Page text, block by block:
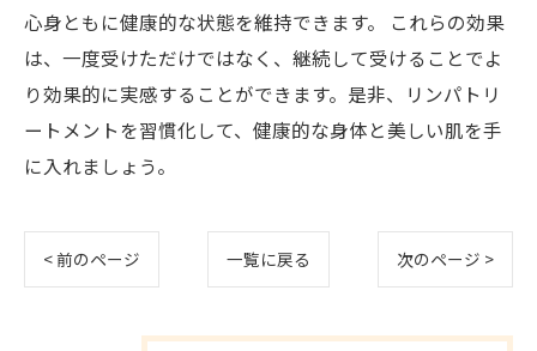
心身ともに健康的な状態を維持できます。 これらの効果
は、一度受けただけではなく、継続して受けることでよ
り効果的に実感することができます。是非、リンパトリ
ートメントを習慣化して、健康的な身体と美しい肌を手
に入れましょう。
< 前のページ 一覧に戻る 次のページ >